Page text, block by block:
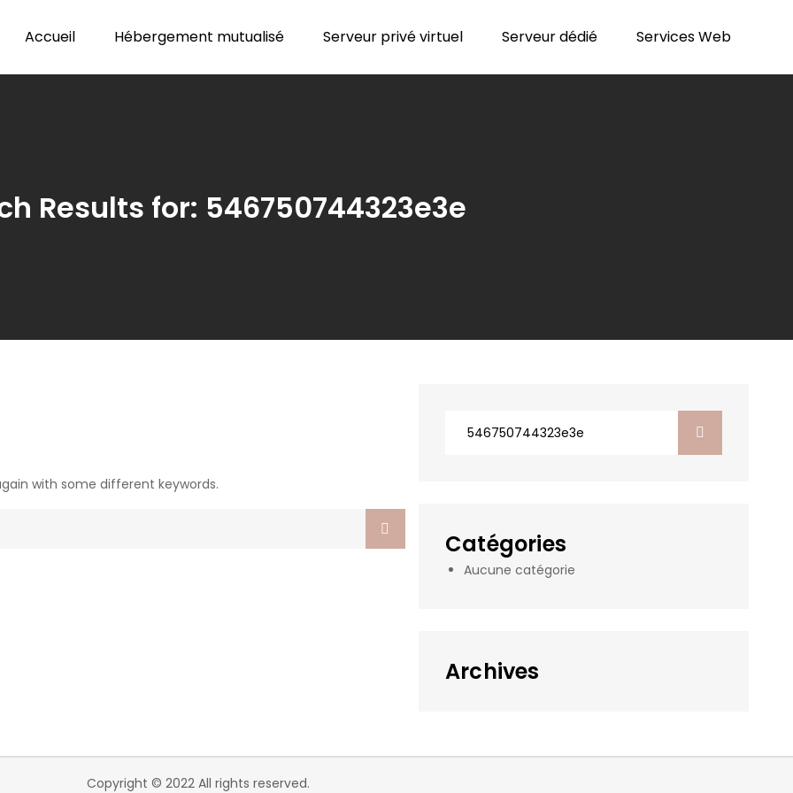
Accueil Hébergement mutualisé Serveur privé virtuel Serveur dédié Services Web
Results for: 546750744323e3e
with some different keywords.
Catégories
Aucune catégorie
Archives
Copyright © 2022 All rights reserved.